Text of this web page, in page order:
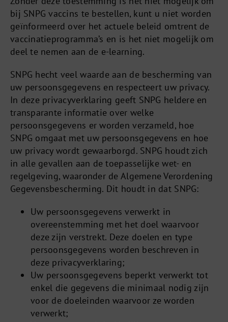
bij SNPG vaccins te bestellen, kunt u niet worden
geïnformeerd over het actuele beleid omtrent de
vaccinatieprogramma’s en is het niet mogelijk om
deel te nemen aan de e-learning.
SNPG hecht veel waarde aan de bescherming van
uw persoonsgegevens en respecteert uw privacy.
In deze privacyverklaring geeft SNPG heldere en
transparante informatie over welke
persoonsgegevens er worden verzameld, hoe
SNPG omgaat met uw persoonsgegevens en hoe
uw privacy wordt gewaarborgd. SNPG houdt zich
in alle gevallen aan de toepasselijke wet- en
regelgeving, waaronder de Algemene Verordening
Gegevensbescherming. Dit houdt in dat SNPG:
Uw persoonsgegevens verwerkt in
overeenstemming met het doel waarvoor
deze zijn verstrekt. Deze doelen en type
persoonsgegevens worden beschreven in
deze privacyverklaring;
Uw persoonsgegevens beperkt verwerkt tot
enkel die gegevens die minimaal nodig zijn
voor de doeleinden waarvoor ze worden
verwerkt;